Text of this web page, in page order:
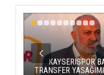
KAYSERISPOR
TRANSFER